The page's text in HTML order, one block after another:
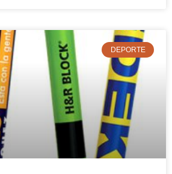
DEPORTE